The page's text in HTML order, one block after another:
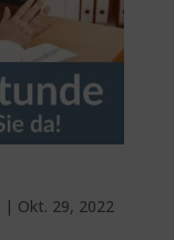
| Okt. 29, 2022